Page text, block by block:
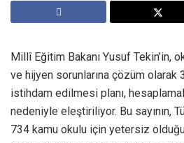
Millî Eğitim Bakanı Yusuf Tekin’in,
ve hijyen sorunlarına çözüm
istihdam edilmesi planı,
nedeniyle eleştiriliyor. Bu sayının,
734 kamu okulu için yetersiz